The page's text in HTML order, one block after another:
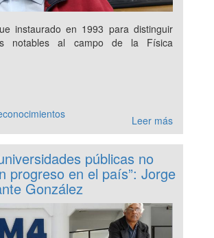
instaurado en 1993 para distinguir
notables al campo de la Física
Leer más
públicas no
progreso en el país”: Jorge
González